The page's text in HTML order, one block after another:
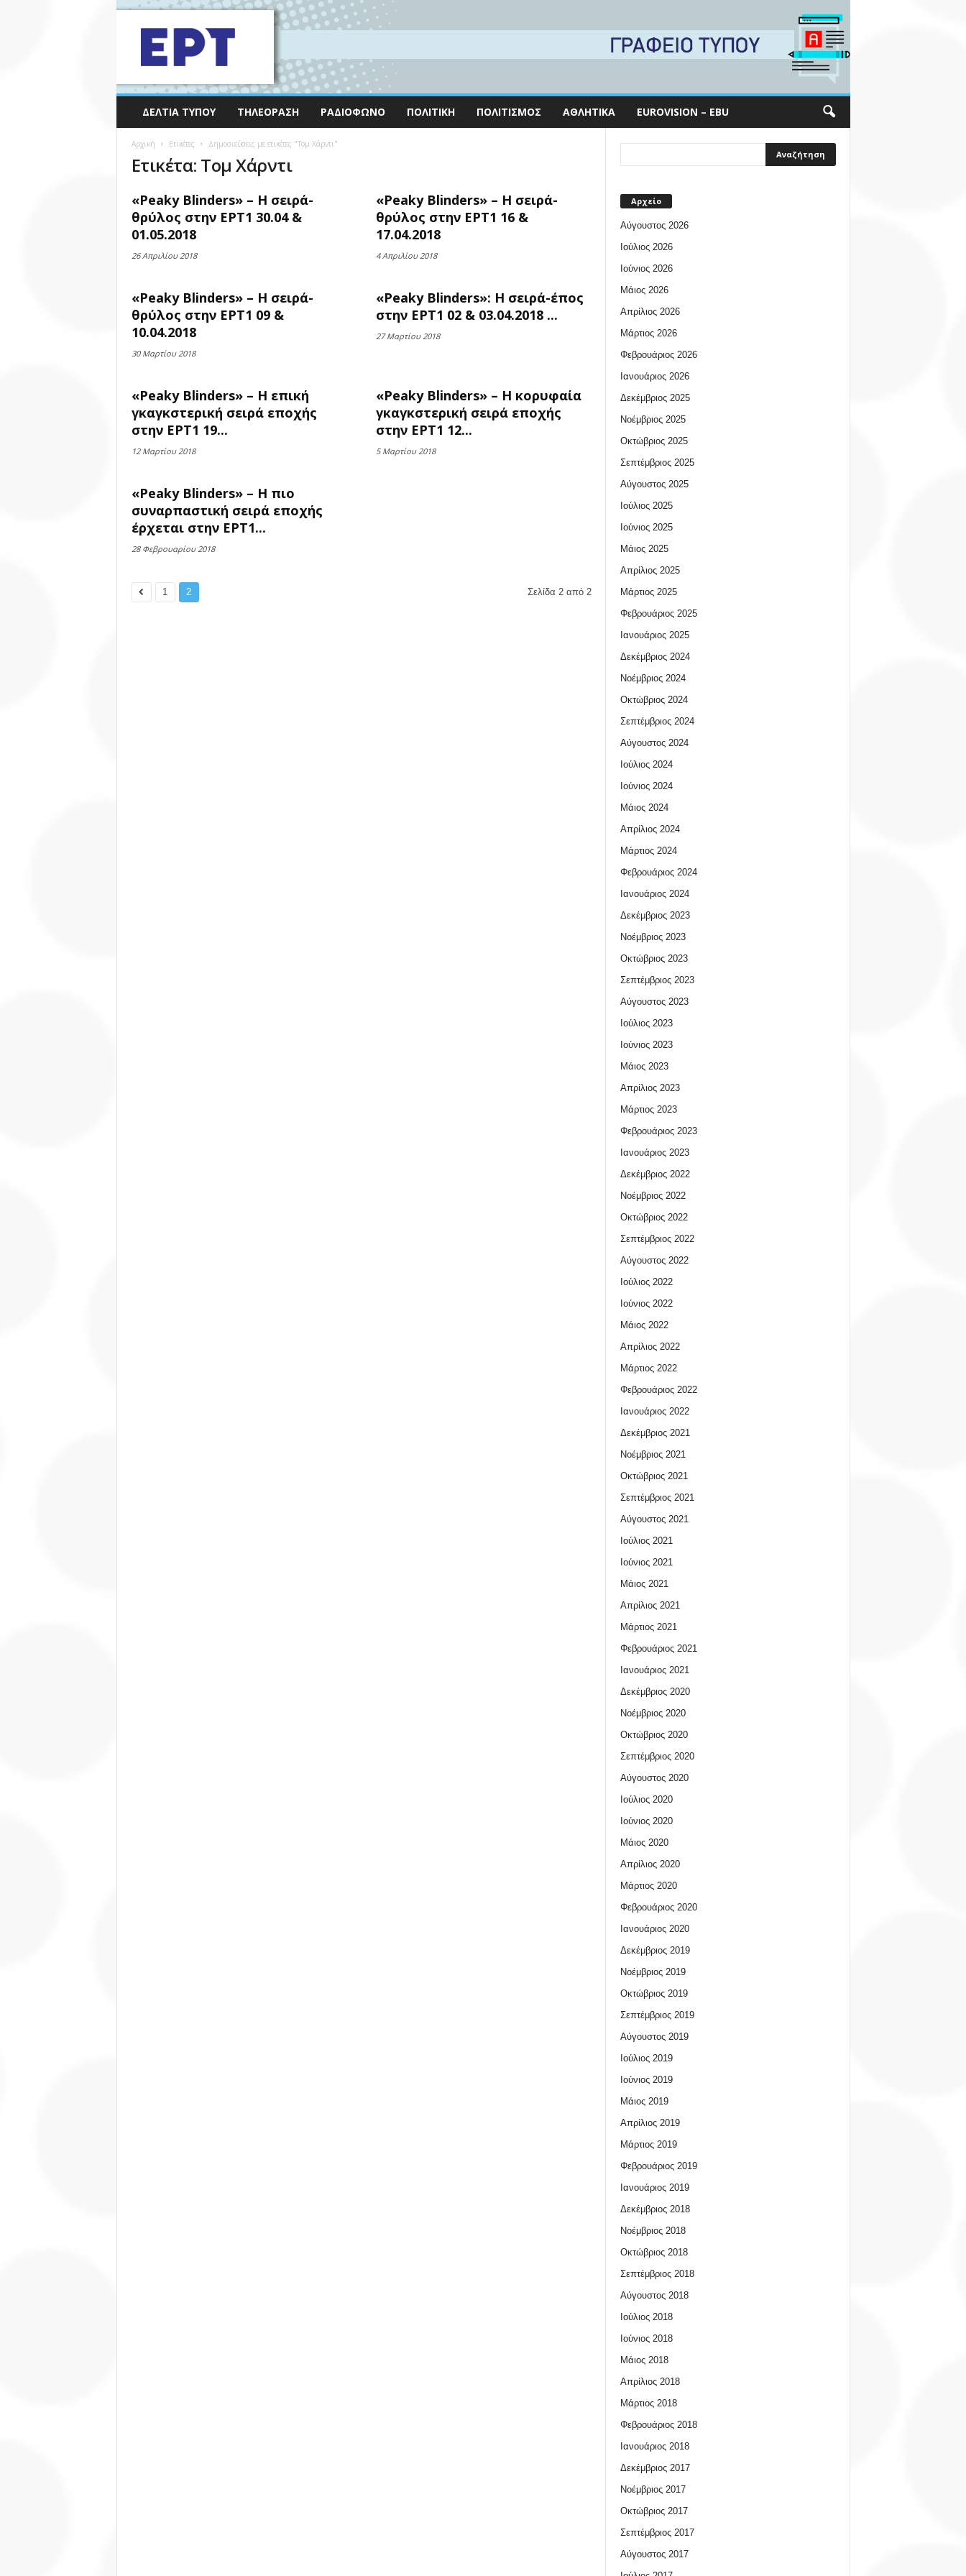
ΔΕΛΤΊΑ ΤΎΠΟΥ ΤΗΛΕΌΡΑΣΗ ΡΑΔΙΌΦΩΝΟ ΠΟΛΙΤΙΚΉ ΠΟΛΙΤΙΣΜΌΣ ΑΘΛΗΤΙΚΆ EUROVISION – EBU
Αρχική Ετικέτες Δημοσιεύσεις με ετικέτες "Τομ Χάρντι"
Ετικέτα: Τομ Χάρντι
«Peaky Blinders» – Η σειρά-
θρύλος στην ΕΡΤ1 30.04 &
01.05.2018
26 Απριλίου 2018
«Peaky Blinders» – Η σειρά-
θρύλος στην ΕΡΤ1 16 &
17.04.2018
4 Απριλίου 2018
«Peaky Blinders» – Η σειρά-
θρύλος στην ΕΡΤ1 09 &
10.04.2018
30 Μαρτίου 2018
«Peaky Blinders»: Η σειρά-έπος
στην ΕΡΤ1 02 & 03.04.2018 ...
27 Μαρτίου 2018
«Peaky Blinders» – Η επική
γκαγκστερική σειρά εποχής
στην ΕΡΤ1 19...
12 Μαρτίου 2018
«Peaky Blinders» – Η κορυφαία
γκαγκστερική σειρά εποχής
στην ΕΡΤ1 12...
5 Μαρτίου 2018
«Peaky Blinders» – Η πιο
συναρπαστική σειρά εποχής
έρχεται στην ΕΡΤ1...
28 Φεβρουαρίου 2018
1 2 Σελίδα 2 από 2
Αρχείο
Αύγουστος 2026
Ιούλιος 2026
Ιούνιος 2026
Μάιος 2026
Απρίλιος 2026
Μάρτιος 2026
Φεβρουάριος 2026
Ιανουάριος 2026
Δεκέμβριος 2025
Νοέμβριος 2025
Οκτώβριος 2025
Σεπτέμβριος 2025
Αύγουστος 2025
Ιούλιος 2025
Ιούνιος 2025
Μάιος 2025
Απρίλιος 2025
Μάρτιος 2025
Φεβρουάριος 2025
Ιανουάριος 2025
Δεκέμβριος 2024
Νοέμβριος 2024
Οκτώβριος 2024
Σεπτέμβριος 2024
Αύγουστος 2024
Ιούλιος 2024
Ιούνιος 2024
Μάιος 2024
Απρίλιος 2024
Μάρτιος 2024
Φεβρουάριος 2024
Ιανουάριος 2024
Δεκέμβριος 2023
Νοέμβριος 2023
Οκτώβριος 2023
Σεπτέμβριος 2023
Αύγουστος 2023
Ιούλιος 2023
Ιούνιος 2023
Μάιος 2023
Απρίλιος 2023
Μάρτιος 2023
Φεβρουάριος 2023
Ιανουάριος 2023
Δεκέμβριος 2022
Νοέμβριος 2022
Οκτώβριος 2022
Σεπτέμβριος 2022
Αύγουστος 2022
Ιούλιος 2022
Ιούνιος 2022
Μάιος 2022
Απρίλιος 2022
Μάρτιος 2022
Φεβρουάριος 2022
Ιανουάριος 2022
Δεκέμβριος 2021
Νοέμβριος 2021
Οκτώβριος 2021
Σεπτέμβριος 2021
Αύγουστος 2021
Ιούλιος 2021
Ιούνιος 2021
Μάιος 2021
Απρίλιος 2021
Μάρτιος 2021
Φεβρουάριος 2021
Ιανουάριος 2021
Δεκέμβριος 2020
Νοέμβριος 2020
Οκτώβριος 2020
Σεπτέμβριος 2020
Αύγουστος 2020
Ιούλιος 2020
Ιούνιος 2020
Μάιος 2020
Απρίλιος 2020
Μάρτιος 2020
Φεβρουάριος 2020
Ιανουάριος 2020
Δεκέμβριος 2019
Νοέμβριος 2019
Οκτώβριος 2019
Σεπτέμβριος 2019
Αύγουστος 2019
Ιούλιος 2019
Ιούνιος 2019
Μάιος 2019
Απρίλιος 2019
Μάρτιος 2019
Φεβρουάριος 2019
Ιανουάριος 2019
Δεκέμβριος 2018
Νοέμβριος 2018
Οκτώβριος 2018
Σεπτέμβριος 2018
Αύγουστος 2018
Ιούλιος 2018
Ιούνιος 2018
Μάιος 2018
Απρίλιος 2018
Μάρτιος 2018
Φεβρουάριος 2018
Ιανουάριος 2018
Δεκέμβριος 2017
Νοέμβριος 2017
Οκτώβριος 2017
Σεπτέμβριος 2017
Αύγουστος 2017